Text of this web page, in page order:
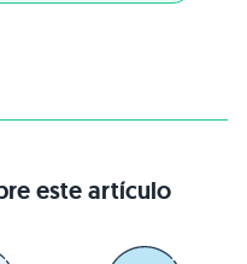
este artículo